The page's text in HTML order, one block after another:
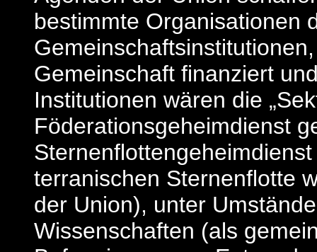
bestimmte Organisationen
Gemeinschaft finanziert
Institutionen wären die
Föderationsgeheimdienst
terranischen Sternenflotte
der Union), unter
Wissenschaften (als